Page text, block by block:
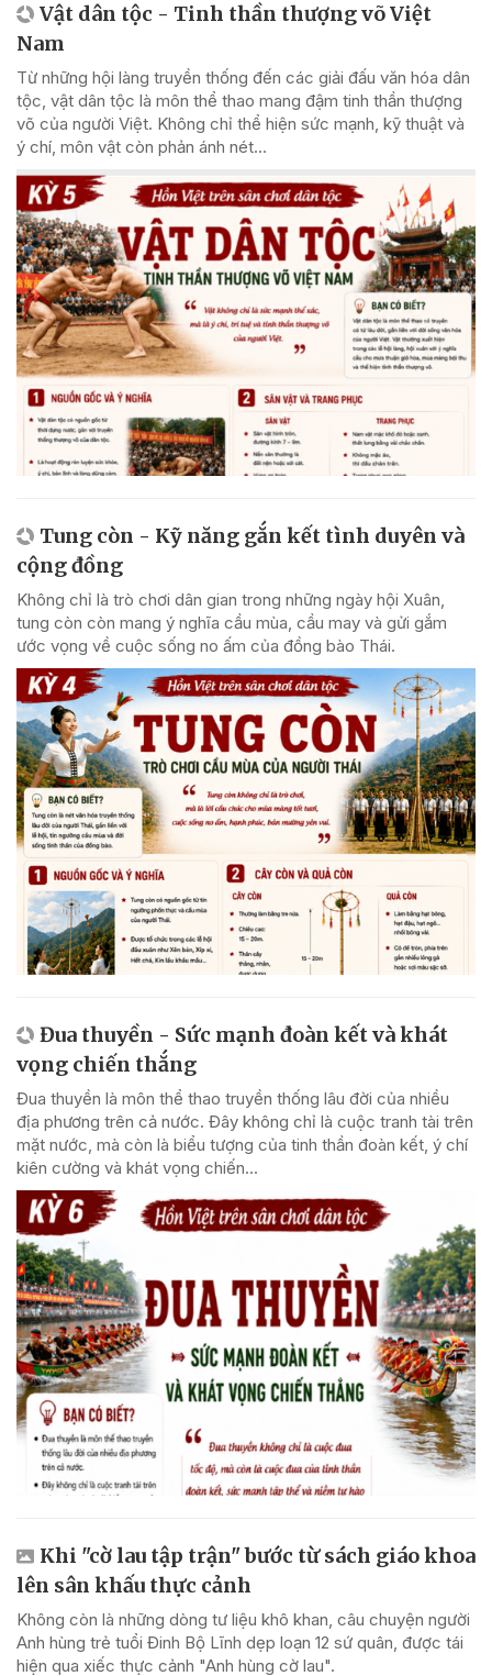
Vật dân tộc - Tinh thần thượng võ Việt
Nam
Từ những hội làng truyền thống đến các giải đấu văn hóa dân
tộc, vật dân tộc là môn thể thao mang đậm tinh thần thượng
võ của người Việt. Không chỉ thể hiện sức mạnh, kỹ thuật và
ý chí, môn vật còn phản ánh nét...
Tung còn - Kỹ năng gắn kết tình duyên và
cộng đồng
Không chỉ là trò chơi dân gian trong những ngày hội Xuân,
tung còn còn mang ý nghĩa cầu mùa, cầu may và gửi gắm
ước vọng về cuộc sống no ấm của đồng bào Thái.
Đua thuyền - Sức mạnh đoàn kết và khát
vọng chiến thắng
Đua thuyền là môn thể thao truyền thống lâu đời của nhiều
địa phương trên cả nước. Đây không chỉ là cuộc tranh tài trên
mặt nước, mà còn là biểu tượng của tinh thần đoàn kết, ý chí
kiên cường và khát vọng chiến...
Khi "cờ lau tập trận" bước từ sách giáo khoa
lên sân khấu thực cảnh
Không còn là những dòng tư liệu khô khan, câu chuyện người
Anh hùng trẻ tuổi Đinh Bộ Lĩnh dẹp loạn 12 sứ quân, được tái
hiện qua xiếc thực cảnh "Anh hùng cờ lau".